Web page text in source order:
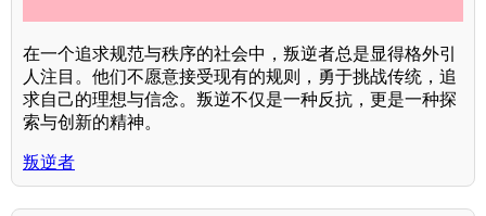
在一个追求规范与秩序的社会中，叛逆者总是显得格外引
人注目。他们不愿意接受现有的规则，勇于挑战传统，追
求自己的理想与信念。叛逆不仅是一种反抗，更是一种探
索与创新的精神。
叛逆者